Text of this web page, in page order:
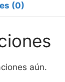
(0)
aún.